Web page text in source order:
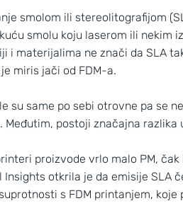
smolom ili stereolitografijom
smolu koju laserom ili nekim
i materijalima ne znači da SLA
miris jači od FDM-a.
su same po sebi otrovne pa se
Međutim, postoji značajna razlika
proizvode vrlo malo PM,
Insights otkrila je da emisije SLA
s FDM printanjem, koje